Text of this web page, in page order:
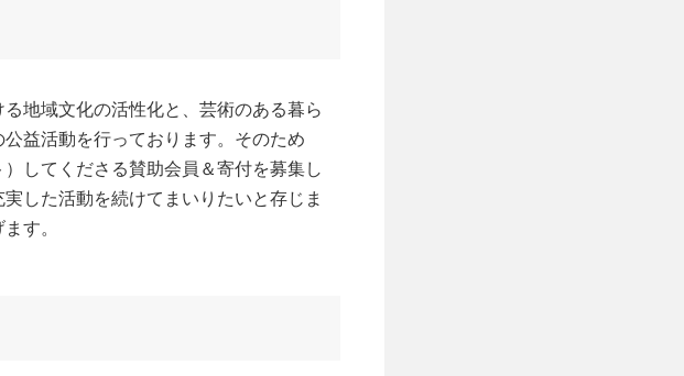
地域文化の活性化と、芸術のある暮ら
益活動を行っております。そのため
してくださる賛助会員＆寄付を募集し
した活動を続けてまいりたいと存じま
す。